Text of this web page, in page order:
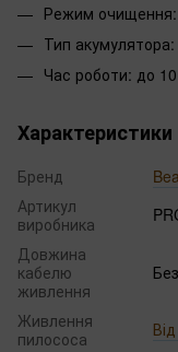
Режим очищення:
Тип акумулятора:
Час роботи: до
Характеристики
Бренд
Артикул
виробника
Довжина
кабелю
живлення
Живлення
пилососа